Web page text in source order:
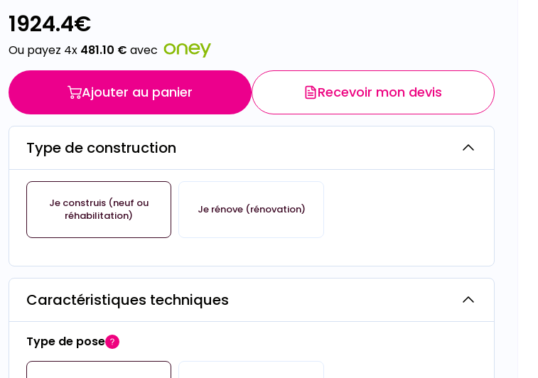
1924.4€
Ou payez 4x 481.10 € avec
Ajouter au panier Recevoir mon devis
Type de construction
Je construis (neuf ou
réhabilitation)
Je rénove (rénovation)
Caractéristiques techniques
Type de pose